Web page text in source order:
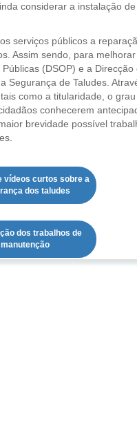
considerar a instalação
serviços públicos a
Assim sendo, para
(DSOP) e a
de Taludes.
como a titularidade, o
conhecerem
brevidade possível
vídeos curtos sobre a
dos taludes
dos trabalhos de
manutenção